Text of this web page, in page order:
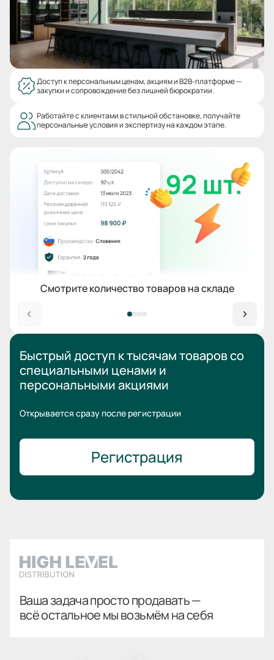
Доступ к персональным ценам, акциям и B2B-платформе —
закупки и сопровождение без лишней бюрократии.
Работайте с клиентами в стильной обстановке, получайте
персональные условия и экспертизу на каждом этапе.
Смотрите количество товаров на складе
Быстрый доступ к тысячам товаровсо
специальными ценами и
персональными акциями
Открывается сразу после регистрации
Регистрация
Ваша задача просто продавать —
всё остальное мы возьмём на себя